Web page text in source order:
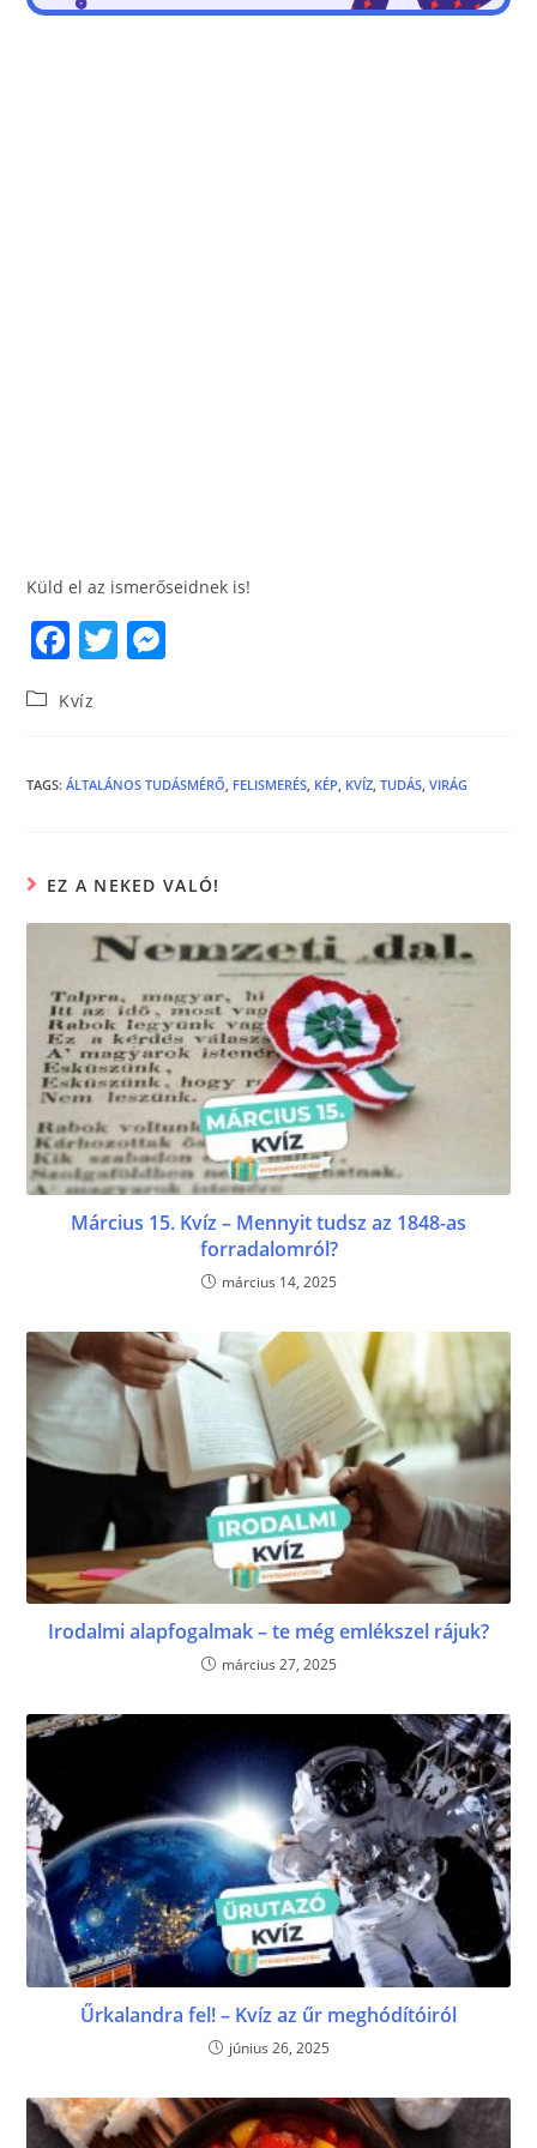
Küld el az ismerőseidnek is!
F
c
b
o
k
T
n
er
Kvíz
TAGS:ÁLTALÁNOS TUDÁSMÉRŐ, FELISMERÉS, KÉP, KVÍZ, TUDÁS, VIRÁG
EZ A NEKED VALÓ!
Március 15. Kvíz – Mennyit tudsz az 1848-as
forradalomról?
március 14, 2025
Irodalmi alapfogalmak – te még emlékszel rájuk?
március 27, 2025
Űrkalandra fel! – Kvíz az űr meghódítóiról
június 26, 2025